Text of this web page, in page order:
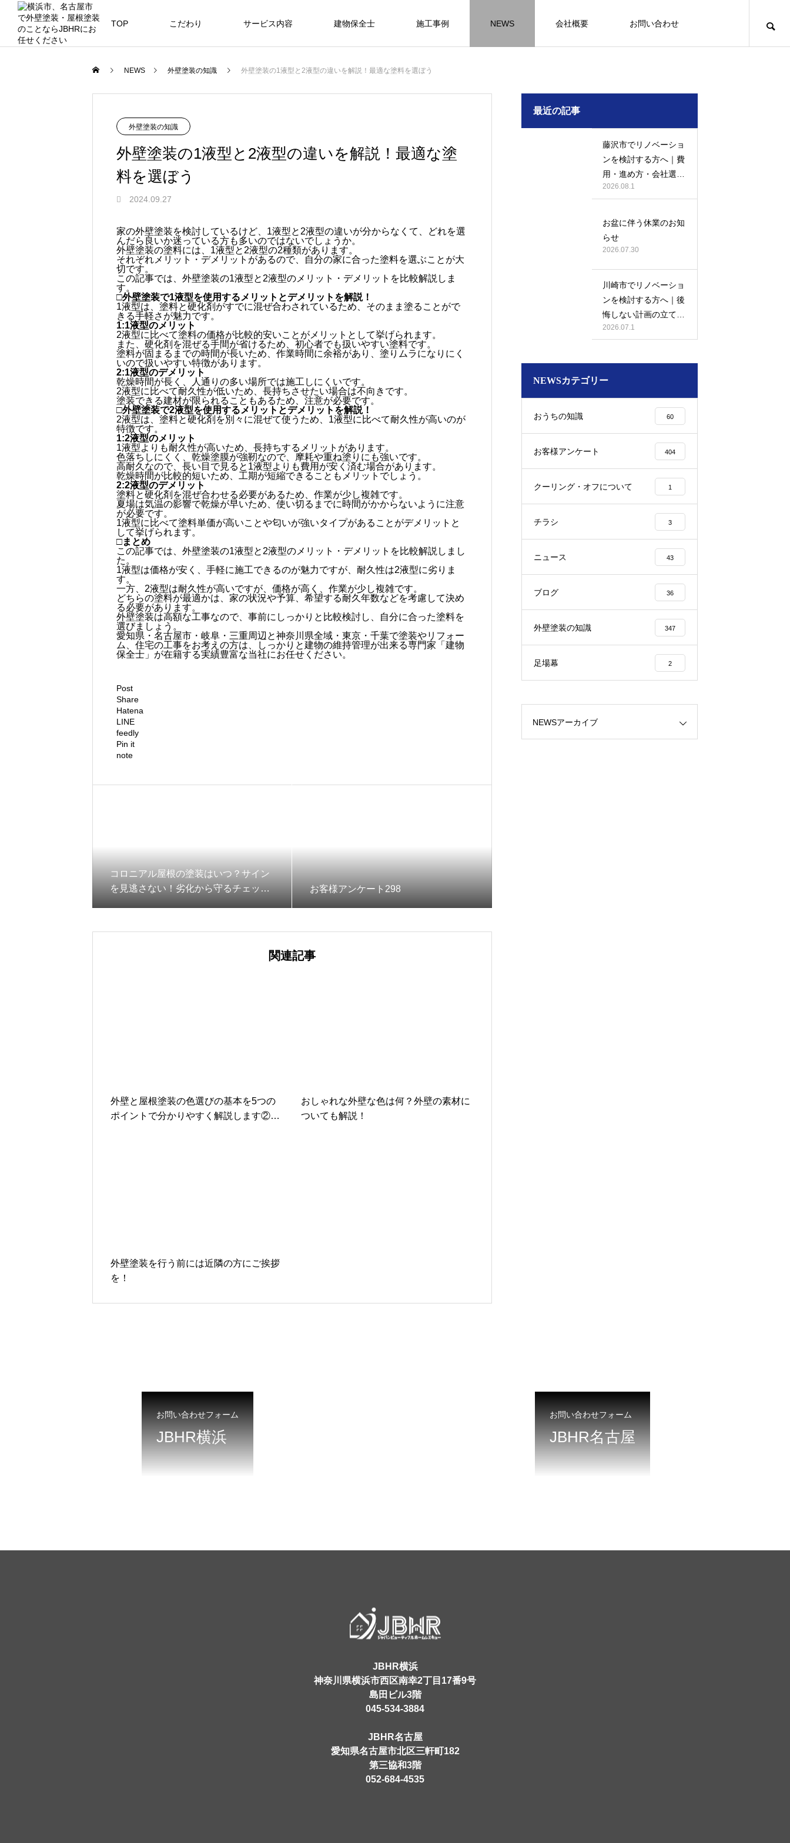
TOP こだわり サービス内容 建物保全士 施工事例 NEWS 会社概要 お問い合わせ
お盆に伴う休業のお知らせ
2026.07.30
【年収600万も可能】未経験歓迎の現
場管理サポート★残業代100％支給／
髪型自由
2026.04.13
お客様アンケート401
川崎市でリノベーションを検討する方
へ｜後悔しない計画の立て方と相談先
の選び方
2026.07.01
座間市の外壁塗装と屋根リフォームは
JBHRにお任せ
2026.06.01
鎌倉市の外壁・屋根塗装は地域密着の
NEW
2021.04.25
建物の点検・維持管理は信頼できる専
門家へ （チラシ）②
2020.03.09
建物の点検・維持管理は信頼できる専
門家へ （チラシ）
お客様アンケート405
2026.01.25
お客様アンケート404
2026.01.25
お客様アンケート403
NEW
藤沢市でリノベーションを検討する方
へ｜費用・進め方・会社選びのポイン
2026.08.01
火災報知器の設置義務とは？使用期限
はあるのかを解説
2026.04.18
外構はコンクリートと芝生どっちが良
い？それぞれの特徴と選び方のポイン
川崎市でリノベーションを検討する方
へ｜後悔しない計画の立て方と相談先
の選び方
2026.07.01
座間市の外壁塗装と屋根リフォームは
JBHRにお任せ
2026.06.01
鎌倉市の外壁・屋根塗装は地域密着の
NEW
2021.04.25
施工の際は足場幕を設置しています
2020.05.25
クーリング・オフ手続きのお知らせ
2024.04.26
NEWS 外壁塗装の知識 外壁塗装の1液型と2液型の違いを解説！最適な塗料を選ぼう
外壁塗装の知識
外壁塗装の1液型と2液型の違いを解説！最適な塗
料を選ぼう
2024.09.27
家の外壁塗装を検討しているけど、1液型と2液型の違いが分からなくて、どれを選
んだら良いか迷っている方も多いのではないでしょうか。
外壁塗装の塗料には、1液型と2液型の2種類があります。
それぞれメリット・デメリットがあるので、自分の家に合った塗料を選ぶことが大
切です。
この記事では、外壁塗装の1液型と2液型のメリット・デメリットを比較解説しま
す。
□外壁塗装で1液型を使用するメリットとデメリットを解説！
1液型は、塗料と硬化剤がすでに混ぜ合わされているため、そのまま塗ることがで
きる手軽さが魅力です。
1:1液型のメリット
2液型に比べて塗料の価格が比較的安いことがメリットとして挙げられます。
また、硬化剤を混ぜる手間が省けるため、初心者でも扱いやすい塗料です。
塗料が固まるまでの時間が長いため、作業時間に余裕があり、塗りムラになりにく
いので扱いやすい特徴があります。
2:1液型のデメリット
乾燥時間が長く、人通りの多い場所では施工しにくいです。
2液型に比べて耐久性が低いため、長持ちさせたい場合は不向きです。
塗装できる建材が限られることもあるため、注意が必要です。
□外壁塗装で2液型を使用するメリットとデメリットを解説！
2液型は、塗料と硬化剤を別々に混ぜて使うため、1液型に比べて耐久性が高いのが
特徴です。
1:2液型のメリット
1液型よりも耐久性が高いため、長持ちするメリットがあります。
色落ちしにくく、乾燥塗膜が強靭なので、摩耗や重ね塗りにも強いです。
高耐久なので、長い目で見ると1液型よりも費用が安く済む場合があります。
乾燥時間が比較的短いため、工期が短縮できることもメリットでしょう。
2:2液型のデメリット
塗料と硬化剤を混ぜ合わせる必要があるため、作業が少し複雑です。
夏場は気温の影響で乾燥が早いため、使い切るまでに時間がかからないように注意
が必要です。
1液型に比べて塗料単価が高いことや匂いが強いタイプがあることがデメリットと
して挙げられます。
□まとめ
この記事では、外壁塗装の1液型と2液型のメリット・デメリットを比較解説しまし
た。
1液型は価格が安く、手軽に施工できるのが魅力ですが、耐久性は2液型に劣りま
す。
一方、2液型は耐久性が高いですが、価格が高く、作業が少し複雑です。
どちらの塗料が最適かは、家の状況や予算、希望する耐久年数などを考慮して決め
る必要があります。
外壁塗装は高額な工事なので、事前にしっかりと比較検討し、自分に合った塗料を
選びましょう。
愛知県・名古屋市・岐阜・三重周辺と神奈川県全域・東京・千葉で塗装やリフォー
ム、住宅の工事をお考えの方は、しっかりと建物の維持管理が出来る専門家「建物
保全士」が在籍する実績豊富な当社にお任せください。
Post
Share
Hatena
LINE
feedly
Pin it
note
コロニアル屋根の塗装はいつ？サイン
を見逃さない！劣化から守るチェック
お客様アンケート298
関連記事
外壁と屋根塗装の色選びの基本を5つの
ポイントで分かりやすく解説します②
おしゃれな外壁な色は何？外壁の素材に
ついても解説！
外壁塗装を行う前には近隣の方にご挨拶
を！
最近の記事
藤沢市でリノベーショ
ンを検討する方へ｜費
用・進め方・会社選び
のポイント
2026.08.1
お盆に伴う休業のお知
らせ
2026.07.30
川崎市でリノベーショ
ンを検討する方へ｜後
悔しない計画の立て方
と相談先の選び方
2026.07.1
NEWSカテゴリー
おうちの知識 60
お客様アンケート 404
クーリング・オフについて 1
チラシ 3
ニュース 43
ブログ 36
外壁塗装の知識 347
足場幕 2
NEWSアーカイブ
お問い合わせフォーム
JBHR横浜
お問い合わせフォーム
JBHR名古屋
JBHR横浜
神奈川県横浜市西区南幸2丁目17番9号
島田ビル3階
045-534-3884
JBHR名古屋
愛知県名古屋市北区三軒町182
第三協和3階
052-684-4535